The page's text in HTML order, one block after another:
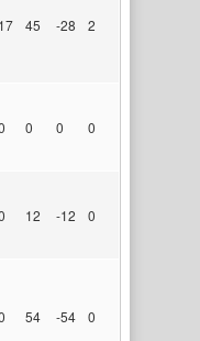
17 45 -28 2
0 0 0
12 -12 0
54 -54 0